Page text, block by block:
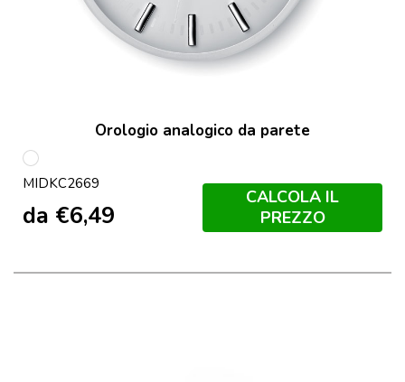
Orologio analogico da parete
Bianco
MIDKC2669
da €6,49
CALCOLA IL
PREZZO